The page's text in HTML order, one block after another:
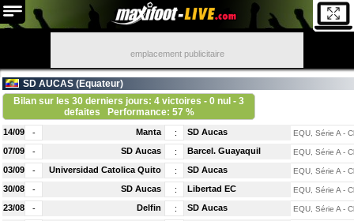
emplacement publicitaire
SD AUCAS (Equateur)
Bilan sur les 30 derniers jours: 4 victoires - 0 nul - 3
defaites
Performance: 57 %
14/09 - Manta : SD Aucas EQU, Série A -
07/09 - SD Aucas : Barcel. Guayaquil EQU, Série A -
03/09 - Universidad Catolica Quito : SD Aucas EQU, Série A -
30/08 - SD Aucas : Libertad EC EQU, Série A -
23/08 - Delfin : SD Aucas EQU, Série A -